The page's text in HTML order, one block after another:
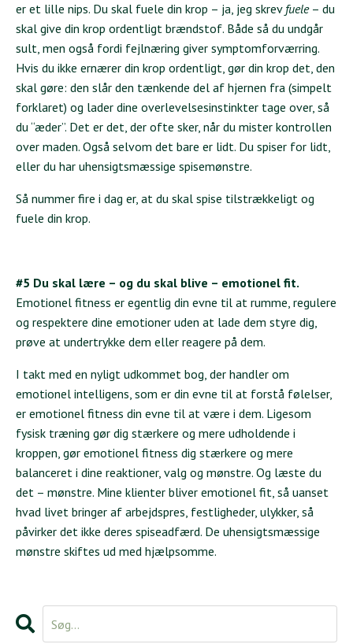
er et lille nips. Du skal fuele din krop – ja, jeg skrev fuele– du
skal give din krop ordentligt brændstof. Både så du undgår
sult, men også fordi fejlnæring giver symptomforværring.
Hvis du ikke ernærer din krop ordentligt, gør din krop det, den
skal gøre: den slår den tænkende del af hjernen fra (simpelt
forklaret) og lader dine overlevelsesinstinkter tage over, så
du “æder”. Det er det, der ofte sker, når du mister kontrollen
over maden. Også selvom det bare er lidt. Du spiser for lidt,
eller du har uhensigtsmæssige spisemønstre.
Så nummer fire i dag er, at du skal spise tilstrækkeligt og
fuele din krop.
#5 Du skal lære – og du skal blive – emotionel fit.
Emotionel fitness er egentlig din evne til at rumme, regulere
og respektere dine emotioner uden at lade dem styre dig,
prøve at undertrykke dem eller reagere på dem.
I takt med en nyligt udkommet bog, der handler om
emotionel intelligens, som er din evne til at forstå følelser,
er emotionel fitness din evne til at være i dem. Ligesom
fysisk træning gør dig stærkere og mere udholdende i
kroppen, gør emotionel fitness dig stærkere og mere
balanceret i dine reaktioner, valg og mønstre. Og læste du
det – mønstre. Mine klienter bliver emotionel fit, så uanset
hvad livet bringer af arbejdspres, festligheder, ulykker, så
påvirker det ikke deres spiseadfærd. De uhensigtsmæssige
mønstre skiftes ud med hjælpsomme.